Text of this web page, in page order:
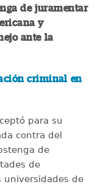
de juramentar
y
ante la
criminal en
para su
contra del
de
de
universidades de